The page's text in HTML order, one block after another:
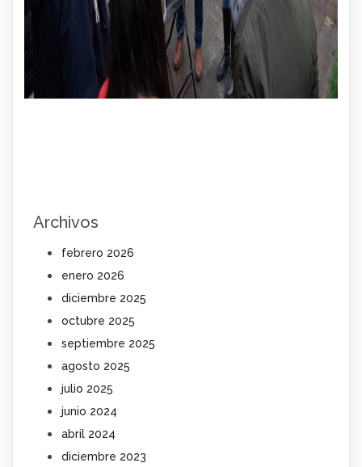
Archivos
febrero 2026
enero 2026
diciembre 2025
octubre 2025
septiembre 2025
agosto 2025
julio 2025
junio 2024
abril 2024
diciembre 2023